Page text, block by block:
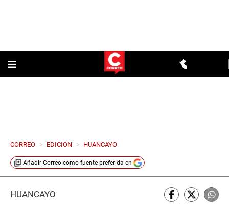
CORREO > EDICION > HUANCAYO
Añadir Correo como fuente preferida en
HUANCAYO